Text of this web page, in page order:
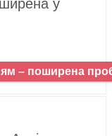
у
– поширена